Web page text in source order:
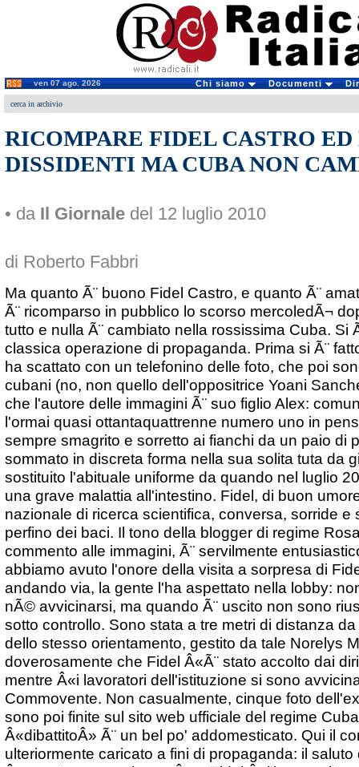
ven 07 ago. 2026 Chi siamo Documenti
cerca in archivio
RICOMPARE FIDEL CASTRO ED
DISSIDENTI MA CUBA NON
• da Il Giornale del 12 luglio 2010
di Roberto Fabbri
Ma quanto Ã¨ buono Fidel Castro, e quanto Ã¨
Ã¨ ricomparso in pubblico lo scorso mercoledÃ¬
tutto e nulla Ã¨ cambiato nella rossissima Cuba. Si
classica operazione di propaganda. Prima si Ã¨
ha scattato con un telefonino delle foto, che poi
cubani (no, non quello dell'oppositrice Yoani
che l'autore delle immagini Ã¨ suo figlio Alex:
l'ormai quasi ottantaquattrenne numero uno in
sempre smagrito e sorretto ai fianchi da un paio di
sommato in discreta forma nella sua solita tuta da
sostituito l'abituale uniforme da quando nel luglio
una grave malattia all'intestino. Fidel, di buon
nazionale di ricerca scientifica, conversa, sorride e
perfino dei baci. Il tono della blogger di regime
commento alle immagini, Ã¨ servilmente
abbiamo avuto l'onore della visita a sorpresa di
andando via, la gente l'ha aspettato nella lobby:
nÃ© avvicinarsi, ma quando Ã¨ uscito non sono
sotto controllo. Sono stata a tre metri di distanza
dello stesso orientamento, gestito da tale Norelys
doverosamente che Fidel Â«Ã¨ stato accolto dai
mentre Â«i lavoratori dell'istituzione si sono
Commovente. Non casualmente, cinque foto
sono poi finite sul sito web ufficiale del regime
Â«dibattitoÂ» Ã¨ un bel po' addomesticato. Qui il
ulteriormente caricato a fini di propaganda: il saluto